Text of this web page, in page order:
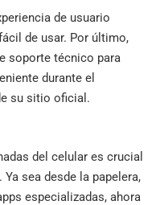
de usuario
de usar. Por último,
soporte técnico para
durante el
su sitio oficial .
del celular es crucial
sea desde la papelera,
especializadas, ahora